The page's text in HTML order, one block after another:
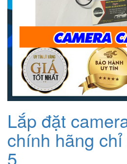
Lắp đặt
chính hãng
5